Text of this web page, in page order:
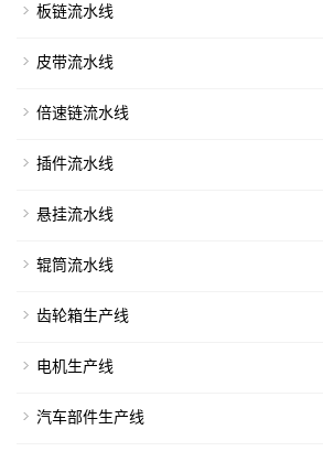
板链流水线
皮带流水线
倍速链流水线
插件流水线
悬挂流水线
辊筒流水线
齿轮箱生产线
电机生产线
汽车部件生产线